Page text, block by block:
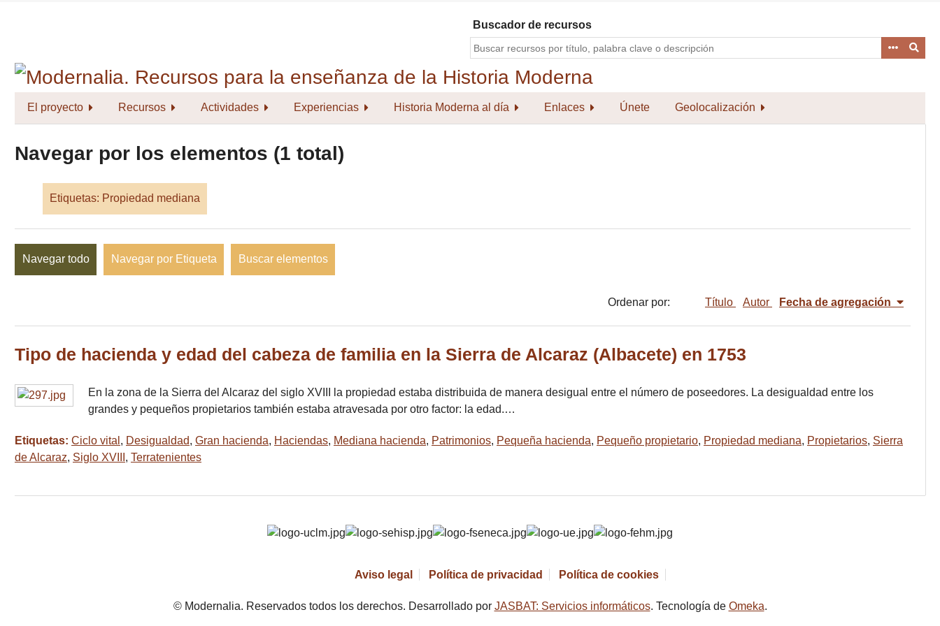
Buscador de recursos
El proyecto Recursos Actividades Experiencias Historia Moderna al día Enlaces Únete Geolocalización
Navegar por los elementos (1 total)
Etiquetas: Propiedad mediana
Navegar todo Navegar por Etiqueta Buscar elementos
Ordenar por: Título Autor Fecha de agregación
Tipo de hacienda y edad del cabeza de familia en la Sierra de Alcaraz (Albacete) en 1753
En la zona de la Sierra del Alcaraz del siglo XVIII la propiedad estaba distribuida de manera desigual entre el número de poseedores. La desigualdad entre los
grandes y pequeños propietarios también estaba atravesada por otro factor: la edad.…
Etiquetas: Ciclo vital , Desigualdad, Gran hacienda, Haciendas, Mediana hacienda, Patrimonios, Pequeña hacienda, Pequeño propietario, Propiedad mediana, Propietarios, Sierra
de Alcaraz, Siglo XVIII , Terratenientes
Aviso legal Política de privacidad Política de cookies
© Modernalia. Reservados todos los derechos. Desarrollado por JASBAT: Servicios informáticos. Tecnología de Omeka.